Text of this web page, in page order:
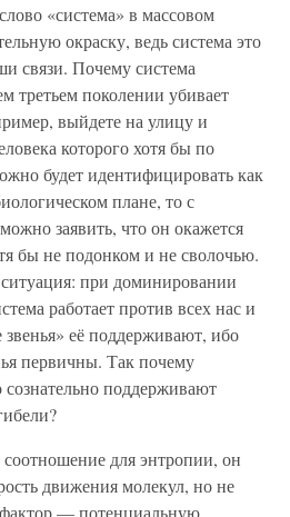
«система» в массовом
окраску, ведь система это
связи. Почему система
третьем поколении убивает
выйдете на улицу и
которого хотя бы по
будет идентифицировать как
плане, то с
заявить, что он окажется
бы не подонком и не сволочью.
при доминировании
работает против всех нас и
её поддерживают, ибо
первичны. Так почему
поддерживают
для энтропии, он
движения молекул, но не
— потенциальную